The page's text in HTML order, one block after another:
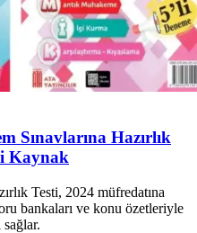
Sınavlarına Hazırlık
Kaynak
Testi, 2024 müfredatına
bankaları ve konu özetleriyle
sağlar.